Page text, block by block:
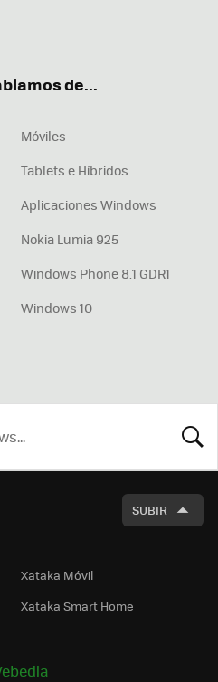
de...
Móviles
Tablets e Híbridos
Aplicaciones Windows
Nokia Lumia 925
Windows Phone 8.1 GDR1
Windows 10
SUBIR
Xataka Móvil
Xataka Smart Home